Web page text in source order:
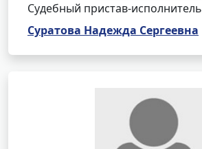
Судебный пристав-исполнитель
Суратова Надежда Сергеевна